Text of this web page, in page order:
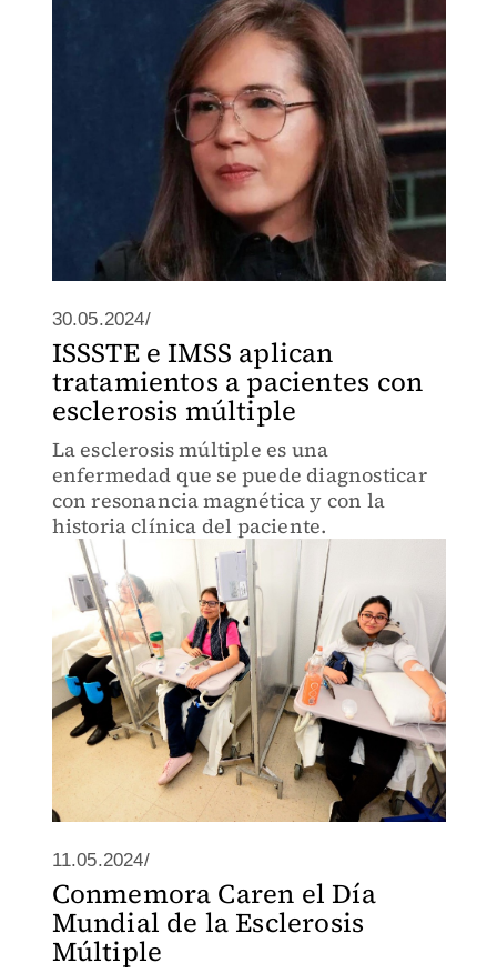
30.05.2024/
ISSSTE e IMSS aplican
tratamientos a pacientes con
esclerosis múltiple
La esclerosis múltiple es una
enfermedad que se puede diagnosticar
con resonancia magnética y con la
historia clínica del paciente.
11.05.2024/
Conmemora Caren el Día
Mundial de la Esclerosis
Múltiple